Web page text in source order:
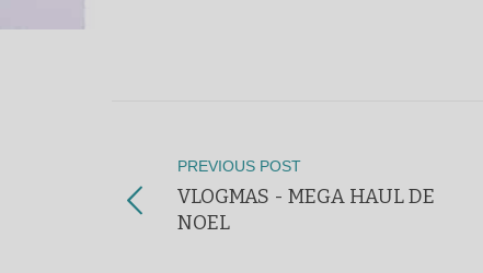
PREVIOUS POST
VLOGMAS - MEGA HAUL DE
NOEL